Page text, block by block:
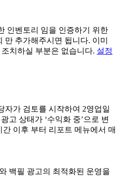
인벤토리 임을 인증하기 위한
만 추가해주시면 됩니다. 이미
치하실 부분은 없습니다. 설정
자가 검토를 시작하여 2영업일
고 상태가 ‘수익화 중’으로 변
이후 부터 리포트 메뉴에서 매
백필 광고의 최적화된 운영을